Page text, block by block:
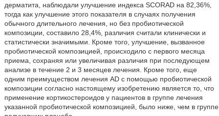
дерматита, наблюдали улучшение индекса SCORAD на 82,36%,
тогда как улучшение этого показателя в случаях получения
обычного длительного лечения, но без пробиотической
композиции, составило 28,4%, различия считали клинически и
статистически значимыми. Кроме того, улучшение, вызванное
пробиотической композицией, происходило с первого месяца
приема, сохраняя или увеличивая различия при последующем
анализе в течение 2 и 3 месяцев лечения. Кроме того, еще
одним преимуществом лечения AD с помощью пробиотической
композиции согласно настоящему изобретению является то, что
применение кортикостероидов у пациентов в группе лечения
указанной пробиотической композицией, было ниже, чем в группе